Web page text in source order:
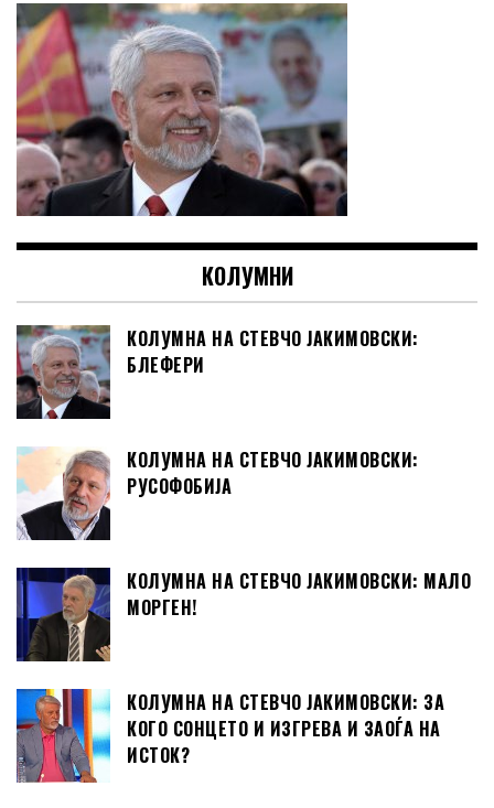
КОЛУМНИ
КОЛУМНА НА СТЕВЧО ЈАКИМОВСКИ:
БЛЕФЕРИ
КОЛУМНА НА СТЕВЧО ЈАКИМОВСКИ:
РУСОФОБИЈА
КОЛУМНА НА СТЕВЧО ЈАКИМОВСКИ: МАЛО
МОРГЕН!
КОЛУМНА НА СТЕВЧО ЈАКИМОВСКИ: ЗА
КОГО СОНЦЕТО И ИЗГРЕВА И ЗАОЃА НА
ИСТОК?